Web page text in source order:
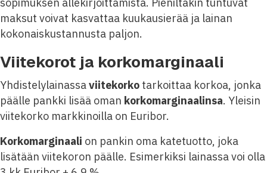
maksut voivat kasvattaa kuukausierää ja lainan
kokonaiskustannusta paljon.
Viitekorot ja korkomarginaali
Yhdistelylainassaviitekorko tarkoittaa korkoa, jonka
päälle pankki lisää oman korkomarginaalinsa. Yleisin
viitekorko markkinoilla on Euribor.
Korkomarginaali on pankin oma katetuotto, joka
lisätään viitekoron päälle. Esimerkiksi lainassa voi olla